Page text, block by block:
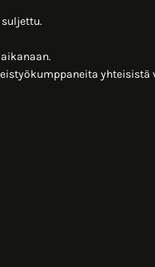
yhteisistä